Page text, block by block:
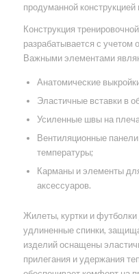
продуманной конструкцией
Конструкция
разрабатывается с учетом
Важными элементами
Анатомические
Эластичные вставки в
Усиленные швы на
Вентиляционные
температуры;
Карманы и элементы
аксессуаров.
Жилеты, куртки и
удлиненные спинки,
изделий оснащены
прилегания и удержания